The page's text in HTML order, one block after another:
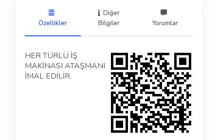
Özellikler
Diğer
Bilgiler
Yorumlar
HER TÜRLÜ İŞ
MAKİNASI ATAŞMANI
İMAL EDİLİR.